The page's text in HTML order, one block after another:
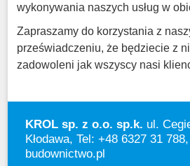
wykonywania naszych usług w
Zapraszamy do korzystania z
przeświadczeniu, że będziecie z
zadowoleni jak wszyscy nasi
KROL sp. z o.o. sp.k. ul.
Kłodawa, Tel: +48 6327 31
budownictwo.pl